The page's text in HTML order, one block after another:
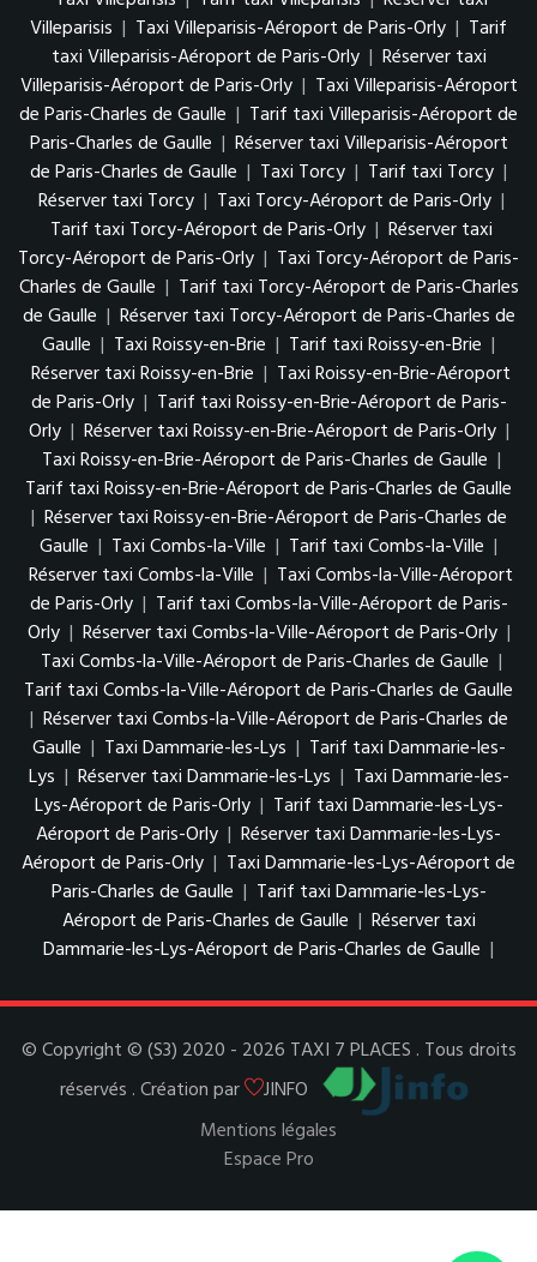
Villeparisis | Taxi Villeparisis-Aéroport de Paris-Orly | Tarif
taxi Villeparisis-Aéroport de Paris-Orly | Réserver taxi
Villeparisis-Aéroport de Paris-Orly | Taxi Villeparisis-Aéroport
de Paris-Charles de Gaulle | Tarif taxi Villeparisis-Aéroport de
Paris-Charles de Gaulle | Réserver taxi Villeparisis-Aéroport
de Paris-Charles de Gaulle | Taxi Torcy | Tarif taxi Torcy |
Réserver taxi Torcy | Taxi Torcy-Aéroport de Paris-Orly |
Tarif taxi Torcy-Aéroport de Paris-Orly | Réserver taxi
Torcy-Aéroport de Paris-Orly | Taxi Torcy-Aéroport de Paris-
Charles de Gaulle | Tarif taxi Torcy-Aéroport de Paris-Charles
de Gaulle | Réserver taxi Torcy-Aéroport de Paris-Charles de
Gaulle | Taxi Roissy-en-Brie | Tarif taxi Roissy-en-Brie |
Réserver taxi Roissy-en-Brie | Taxi Roissy-en-Brie-Aéroport
de Paris-Orly | Tarif taxi Roissy-en-Brie-Aéroport de Paris-
Orly | Réserver taxi Roissy-en-Brie-Aéroport de Paris-Orly |
Taxi Roissy-en-Brie-Aéroport de Paris-Charles de Gaulle |
Tarif taxi Roissy-en-Brie-Aéroport de Paris-Charles de Gaulle
| Réserver taxi Roissy-en-Brie-Aéroport de Paris-Charles de
Gaulle | Taxi Combs-la-Ville | Tarif taxi Combs-la-Ville |
Réserver taxi Combs-la-Ville | Taxi Combs-la-Ville-Aéroport
de Paris-Orly | Tarif taxi Combs-la-Ville-Aéroport de Paris-
Orly | Réserver taxi Combs-la-Ville-Aéroport de Paris-Orly |
Taxi Combs-la-Ville-Aéroport de Paris-Charles de Gaulle |
Tarif taxi Combs-la-Ville-Aéroport de Paris-Charles de Gaulle
| Réserver taxi Combs-la-Ville-Aéroport de Paris-Charles de
Gaulle | Taxi Dammarie-les-Lys | Tarif taxi Dammarie-les-
Lys | Réserver taxi Dammarie-les-Lys | Taxi Dammarie-les-
Lys-Aéroport de Paris-Orly | Tarif taxi Dammarie-les-Lys-
Aéroport de Paris-Orly | Réserver taxi Dammarie-les-Lys-
Aéroport de Paris-Orly | Taxi Dammarie-les-Lys-Aéroport de
Paris-Charles de Gaulle | Tarif taxi Dammarie-les-Lys-
Aéroport de Paris-Charles de Gaulle | Réserver taxi
Dammarie-les-Lys-Aéroport de Paris-Charles de Gaulle |
© Copyright © (S3) 2020 - 2026 TAXI 7 PLACES . Tous droits
réservés . Création par
JINFO
Mentions légales
Espace Pro